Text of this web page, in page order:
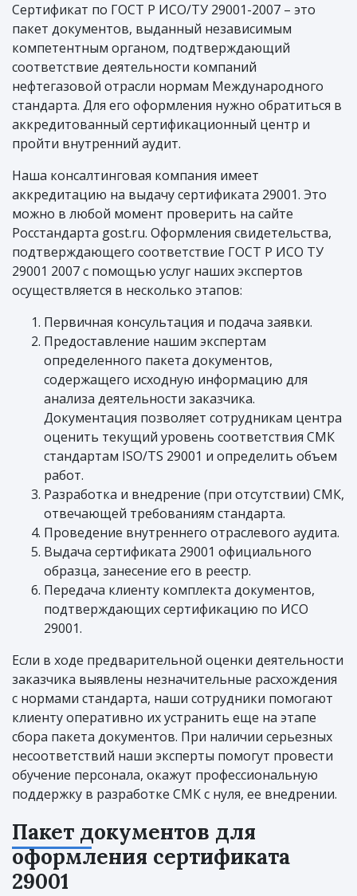
Сертификат по ГОСТ Р ИСО/ТУ 29001-2007 – это
пакет документов, выданный независимым
компетентным органом, подтверждающий
соответствие деятельности компаний
нефтегазовой отрасли нормам Международного
стандарта. Для его оформления нужно обратиться в
аккредитованный сертификационный центр и
пройти внутренний аудит.
Наша консалтинговая компания имеет
аккредитацию на выдачу сертификата 29001. Это
можно в любой момент проверить на сайте
Росстандарта gost.ru. Оформления свидетельства,
подтверждающего соответствие ГОСТ Р ИСО ТУ
29001 2007 с помощью услуг наших экспертов
осуществляется в несколько этапов:
Первичная консультация и подача заявки.
Предоставление нашим экспертам
определенного пакета документов,
содержащего исходную информацию для
анализа деятельности заказчика.
Документация позволяет сотрудникам центра
оценить текущий уровень соответствия СМК
стандартам ISO/TS 29001 и определить объем
работ.
Разработка и внедрение (при отсутствии) СМК,
отвечающей требованиям стандарта.
Проведение внутреннего отраслевого аудита.
Выдача сертификата 29001 официального
образца, занесение его в реестр.
Передача клиенту комплекта документов,
подтверждающих сертификацию по ИСО
29001.
Если в ходе предварительной оценки деятельности
заказчика выявлены незначительные расхождения
с нормами стандарта, наши сотрудники помогают
клиенту оперативно их устранить еще на этапе
сбора пакета документов. При наличии серьезных
несоответствий наши эксперты помогут провести
обучение персонала, окажут профессиональную
поддержку в разработке СМК с нуля, ее внедрении.
Пакет документов для
оформления сертификата
29001